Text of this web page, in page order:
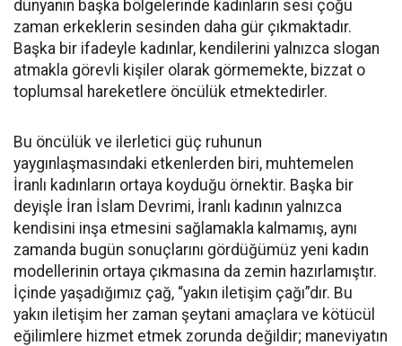
dünyanın başka bölgelerinde kadınların sesi çoğu
zaman erkeklerin sesinden daha gür çıkmaktadır.
Başka bir ifadeyle kadınlar, kendilerini yalnızca slogan
atmakla görevli kişiler olarak görmemekte, bizzat o
toplumsal hareketlere öncülük etmektedirler.
Bu öncülük ve ilerletici güç ruhunun
yaygınlaşmasındaki etkenlerden biri, muhtemelen
İranlı kadınların ortaya koyduğu örnektir. Başka bir
deyişle İran İslam Devrimi, İranlı kadının yalnızca
kendisini inşa etmesini sağlamakla kalmamış, aynı
zamanda bugün sonuçlarını gördüğümüz yeni kadın
modellerinin ortaya çıkmasına da zemin hazırlamıştır.
İçinde yaşadığımız çağ, “yakın iletişim çağı”dır. Bu
yakın iletişim her zaman şeytani amaçlara ve kötücül
eğilimlere hizmet etmek zorunda değildir; maneviyatın